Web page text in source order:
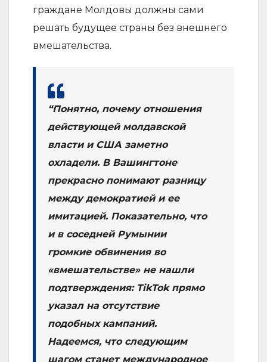
граждане Молдовы должны сами
решать будущее страны без внешнего
вмешательства.
“Понятно, почему отношения
действующей молдавской
власти и США заметно
охладели. В Вашингтоне
прекрасно понимают разницу
между демократией и ее
имитацией. Показательно, что
и в соседней Румынии
громкие обвинения во
«вмешательстве» не нашли
подтверждения: TikTok прямо
указал на отсутствие
подобных кампаний.
Надеемся, что следующим
шагом станет международное